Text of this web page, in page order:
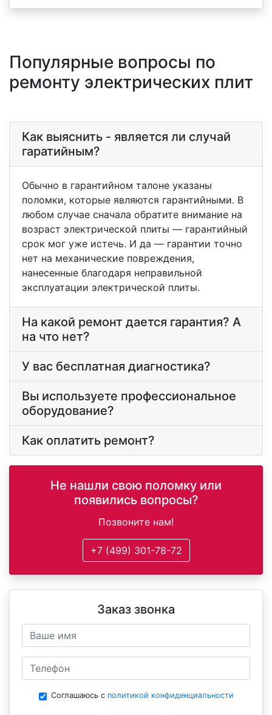
Популярные вопросы по
ремонту электрических плит
Как выяснить - является ли случай
гаратийным?
Обычно в гарантийном талоне указаны
поломки, которые являются гарантийными. В
любом случае сначала обратите внимание на
возраст электрической плиты — гарантийный
срок мог уже истечь. И да — гарантии точно
нет на механические повреждения,
нанесенные благодаря неправильной
эксплуатации электрической плиты.
На какой ремонт дается гарантия? А
на что нет?
У вас бесплатная диагностика?
Вы используете профессиональное
оборудование?
Как оплатить ремонт?
Не нашли свою поломку или
появились вопросы?
Позвоните нам!
+7 (499) 301-78-72
Заказ звонка
Соглашаюсь с политикой конфиденциальности